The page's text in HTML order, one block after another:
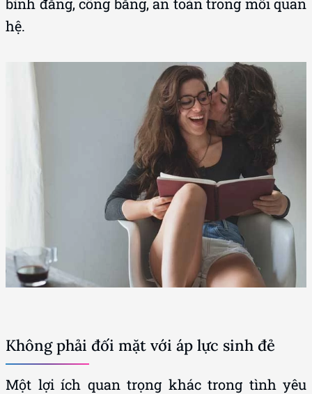
hệ.
Không phải đối mặt với áp lực sinh đẻ
Một lợi ích quan trọng khác trong tình yêu